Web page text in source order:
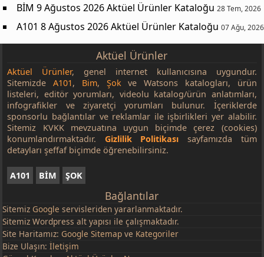
BİM 9 Ağustos 2026 Aktüel Ürünler Kataloğu 28 Tem, 2026
A101 8 Ağustos 2026 Aktüel Ürünler Kataloğu 07 Ağu, 2026
Aktüel Ürünler
Aktüel Ürünler, genel internet kullanıcısına uygundur.
SitemizdeA101, Bim, Şokve Watsons katalogları, ürün
listeleri, editör yorumları, videolu katalog/ürün anlatımları,
infografikler ve ziyaretçi yorumları bulunur. İçeriklerde
sponsorlu bağlantılar ve reklamlar ile işbirlikleri yer alabilir.
Sitemiz KVKK mevzuatına uygun biçimde çerez (cookies)
konumlandırmaktadır. Gizlilik Politikası sayfamızda tüm
detayları şeffaf biçimde öğrenebilirsiniz.
A101 BİM ŞOK
Bağlantılar
Sitemiz Google servisleriden yararlanmaktadır.
Sitemiz Wordpress alt yapısı ile çalışmaktadır.
Site Haritamız: Google Sitemap ve Kategoriler
Bize Ulaşın:İletişim